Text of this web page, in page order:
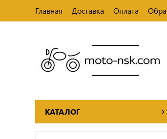
Главная Доставка Оплата
КАТАЛОГ